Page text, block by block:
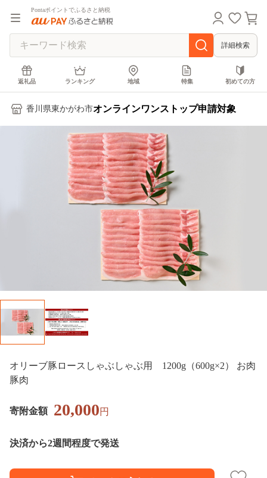
Pontaポイントでふるさと納税
詳細検索
返礼品 ランキング 地域 特集 初めての方
香川県東かがわ市オンラインワンストップ申請対象
オリーブ豚ロースしゃぶしゃぶ用 1200g（600g×2） お肉
豚肉
寄附金額 20,000円
決済から2週間程度で発送